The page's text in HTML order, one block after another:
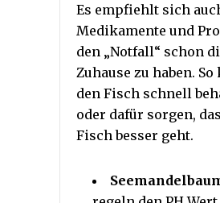
Es empfiehlt sich
Medikamente und
den „Notfall“ schon
Zuhause zu haben.
den Fisch schnell
oder dafür sorgen,
Fisch besser geht.